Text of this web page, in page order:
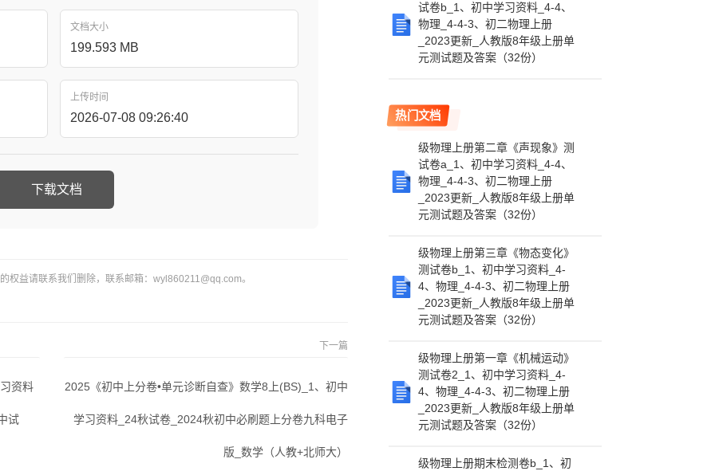
文档大小
199.593 MB
上传时间
2026-07-08 09:26:40
下载文档
权益请联系我们删除，联系邮箱：wyl860211@qq.com。
资料
试
下一篇
2025《初中上分卷•单元诊断自查》数学8上(BS)_1、初中
学习资料_24秋试卷_2024秋初中必刷题上分卷九科电子
版_数学（人教+北师大）
试卷b_1、初中学习资料_4-4、
物理_4-4-3、初二物理上册
_2023更新_人教版8年级上册单
元测试题及答案（32份）
热门文档
级物理上册第二章《声现象》测
试卷a_1、初中学习资料_4-4、
物理_4-4-3、初二物理上册
_2023更新_人教版8年级上册单
元测试题及答案（32份）
级物理上册第三章《物态变化》
测试卷b_1、初中学习资料_4-
4、物理_4-4-3、初二物理上册
_2023更新_人教版8年级上册单
元测试题及答案（32份）
级物理上册第一章《机械运动》
测试卷2_1、初中学习资料_4-
4、物理_4-4-3、初二物理上册
_2023更新_人教版8年级上册单
元测试题及答案（32份）
级物理上册期末检测卷b_1、初